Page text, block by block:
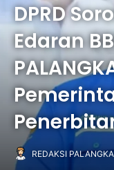
DPRD
Edaran
REDAKSI